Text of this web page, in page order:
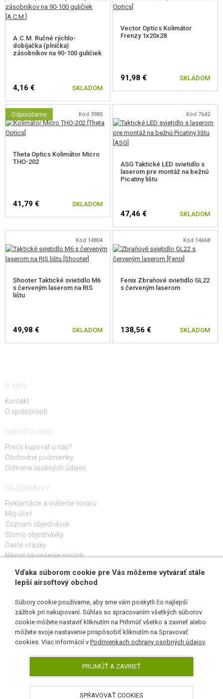
A.C.M. Ručné rýchlo-
dobíjačka (plnička)
zásobníkov na 90-100 guličiek
4,16 € SKLADOM
Vector Optics Kolimátor
Frenzy 1x20x28
91,98 € SKLADOM
Odporúčame Kód 3985
Theta Optics Kolimátor Micro
THO-202
41,79 € SKLADOM
Kód 7642
ASG Taktické LED svietidlo s
laserom pre montáž na bežnú
Picatiny lištu
47,46 € SKLADOM
Kód 14804
Shooter Taktické svietidlo M6
s červeným laserom na RIS
lištu
49,98 € SKLADOM
Kód 14668
Fenix Zbraňové svietidlo GL22
s červeným laserom
138,56 € SKLADOM
O NÁS
Kontakt
O spoločnosti
NAKUPOVANIE
Prečo kupovať u nás?
Obchodné podmienky
Ochrana osobných údajov
OBJEDNÁVKY
Reklamácie a vrátenie tovaru
Môj účet
Zoznam objednávok
Storno objednávky
Časté otázky
Návod na riešenie porúch
PRIHLÁS SA K ODBERU
SLEDUJ NÁS
Vďaka súborom cookie pre Vás môžeme vytvárať stále
lepší airsoftový obchod
Súbory cookie používame, aby sme vám poskytli čo najlepší
zážitok pri nakupovaní. Súhlas so spracovaním všetkých súborov
cookie môžete nastaviť kliknutím na Prihmúť všetko a zavrieť alebo
môžete svoje nastavenie prispôsobiť kliknutím na Spravovať
cookies. Viac informácií v Podmienkach ochrany osobných údajov.
PRIJMÚŤ A ZAVRIEŤ
SPRAVOVAŤ COOKIES